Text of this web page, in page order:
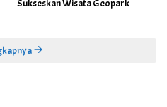
Sukseskan Wisata Geopark